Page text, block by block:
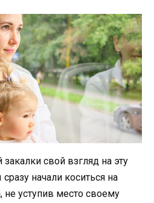
свой взгляд на эту
начали коситься на
не уступив место своему